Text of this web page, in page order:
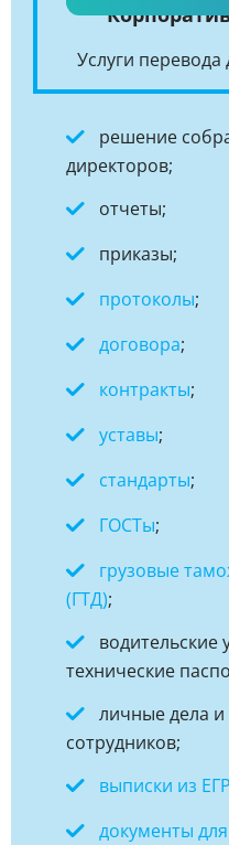
Услуги
решение
директоров;
отчеты;
приказы;
протоколы;
договора;
контракты;
уставы;
стандарты;
ГОСТы;
грузовые
(ГТД);
водительские
технические
личные дела и
сотрудников;
выписки из
документы